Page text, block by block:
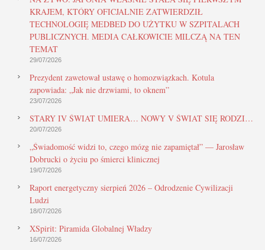
KRAJEM, KTÓRY OFICJALNIE ZATWIERDZIŁ
TECHNOLOGIĘ MEDBED DO UŻYTKU W SZPITALACH
PUBLICZNYCH. MEDIA CAŁKOWICIE MILCZĄ NA TEN
TEMAT
29/07/2026
Prezydent zawetował ustawę o homozwiązkach. Kotula
zapowiada: „Jak nie drzwiami, to oknem”
23/07/2026
STARY IV ŚWIAT UMIERA… NOWY V ŚWIAT SIĘ RODZI…
20/07/2026
„Świadomość widzi to, czego mózg nie zapamiętał” — Jarosław
Dobrucki o życiu po śmierci klinicznej
19/07/2026
Raport energetyczny sierpień 2026 – Odrodzenie Cywilizacji
Ludzi
18/07/2026
XSpirit: Piramida Globalnej Władzy
16/07/2026